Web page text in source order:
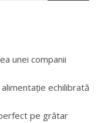
unei companii
echilibrată
pe grătar